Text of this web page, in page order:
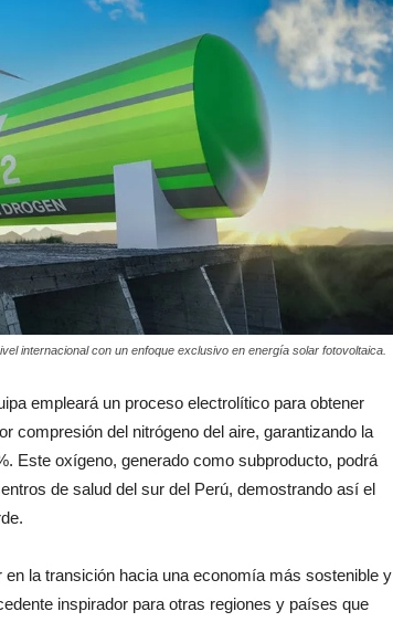
internacional con un enfoque exclusivo en energía solar fotovoltaica.
empleará un proceso electrolítico para obtener
compresión del nitrógeno del aire, garantizando la
Este oxígeno, generado como subproducto, podrá
de salud del sur del Perú, demostrando así el
la transición hacia una economía más sostenible y
inspirador para otras regiones y países que